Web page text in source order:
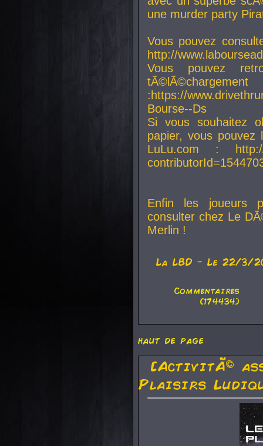
une murder party
Vous pouvez
http://
Vous pouvez
:https://
Bourse--Ds
Si vous souhaitez
papier, vous
LuLu.com : http://
Enfin les joueurs
consulter chez Le
Merlin !
La LBD - Le 22/3/
Commentaires
(174434)
haut de page
[ActivitÃ©
Plaisirs